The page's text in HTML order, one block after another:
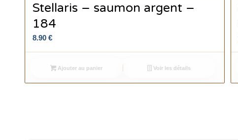
Stellaris – saumon argent –
184
8.90 €
Ajouter au panier Voir les détails